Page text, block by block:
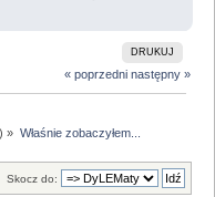
DRUKUJ
« poprzedni następny »
) » Właśnie zobaczyłem...
Skocz do: